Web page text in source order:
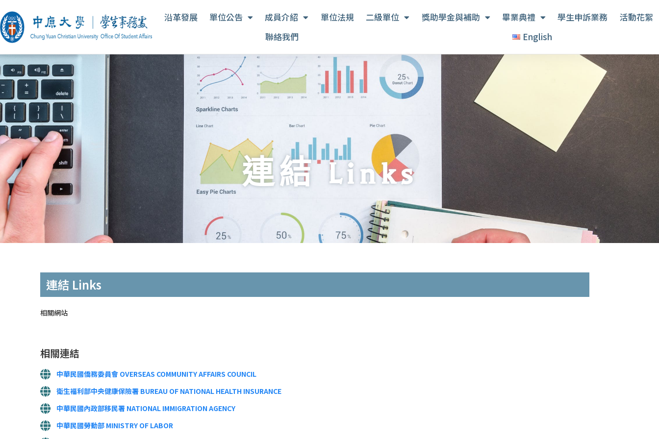
沿革發展 單位公告 成員介紹 單位法規 二級單位 獎助學金與補助 畢業典禮 學生申訴業務
活動花絮
聯絡我們
English
連結 Links
連結 Links
相關網站
相關連結
中華民國僑務委員會 OVERSEAS COMMUNITY AFFAIRS COUNCIL
衛生福利部中央健康保險署 BUREAU OF NATIONAL HEALTH INSURANCE
中華民國內政部移民署 NATIONAL IMMIGRATION AGENCY
中華民國勞動部 MINISTRY OF LABOR